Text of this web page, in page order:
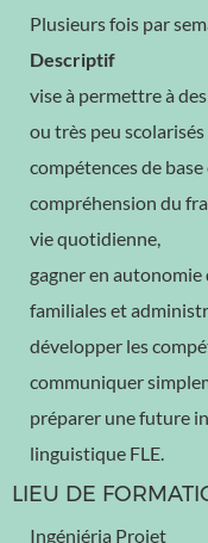
Plusieurs fois par
Descriptif
vise à permettre à
ou très peu
compétences de
compréhension du
vie quotidienne,
gagner en autonomie
familiales et
développer les
communiquer
préparer une future
linguistique FLE.
LIEU DE
Ingéniéria Projet